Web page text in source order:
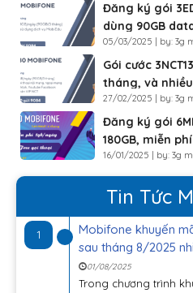
Đăng ký gói
dùng 90GB
05/03/2025 | by: 3g
Gói cước
tháng, và
27/02/2025 | by: 3g
Đăng ký gói
180GB, miễn
16/01/2025 | by: 3g
Tin Tức
1
Mobifone khuyến
sau tháng 8/2025
01/08/2025
Trong chương trình